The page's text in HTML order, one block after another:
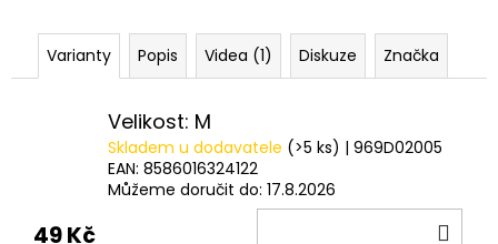
Varianty Popis Videa (1) Diskuze Značka
Velikost: M
Skladem u dodavatele (>5 ks) | 969D02005
EAN: 8586016324122
Můžeme doručit do: 17.8.2026
49 Kč
r
m